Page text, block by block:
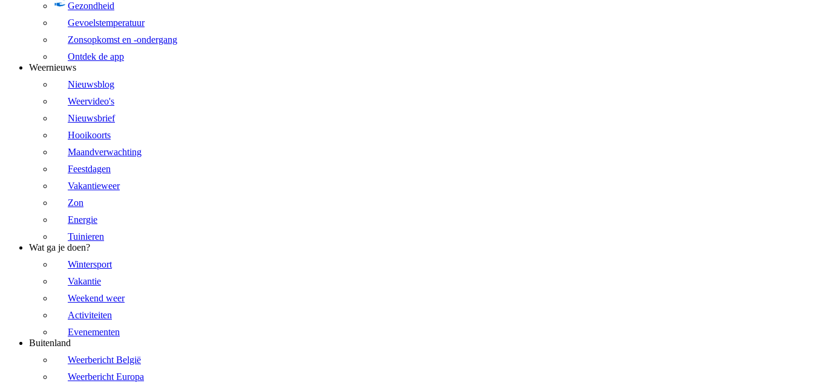
Gezondheid
Gevoelstemperatuur
Zonsopkomst en -ondergang
Ontdek de app
Weernieuws
Nieuwsblog
Weervideo's
Nieuwsbrief
Hooikoorts
Maandverwachting
Feestdagen
Vakantieweer
Zon
Energie
Tuinieren
Wat ga je doen?
Wintersport
Vakantie
Weekend weer
Activiteiten
Evenementen
Buitenland
Weerbericht België
Weerbericht Europa